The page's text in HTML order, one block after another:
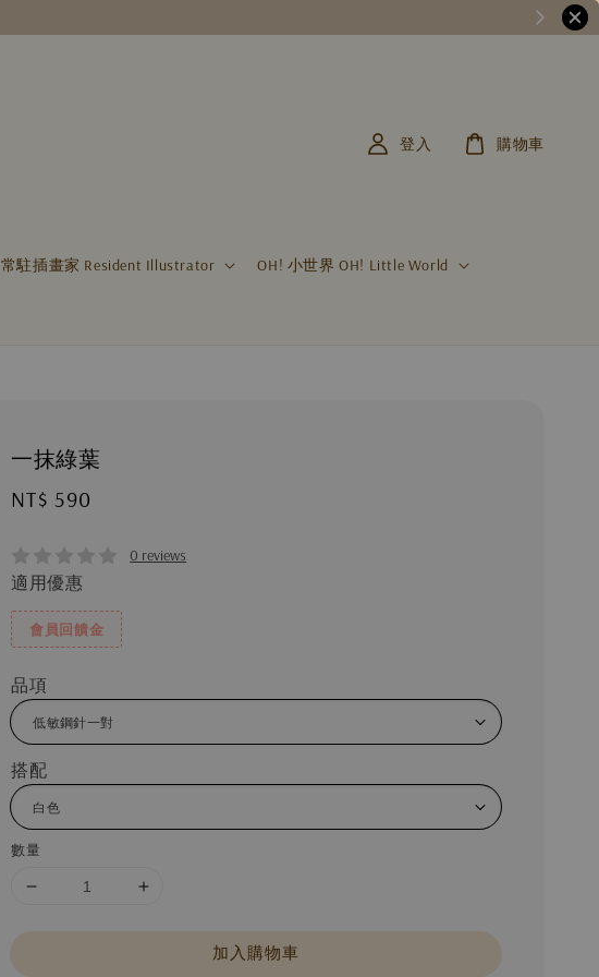
常駐插畫家 Resident Illustrator OH! 小世界 OH! Little World
登入 購物車
一抹綠葉
Regular
NT$ 590
0 reviews
適用優惠
會員回饋金
品項
搭配
數量
加入購物車